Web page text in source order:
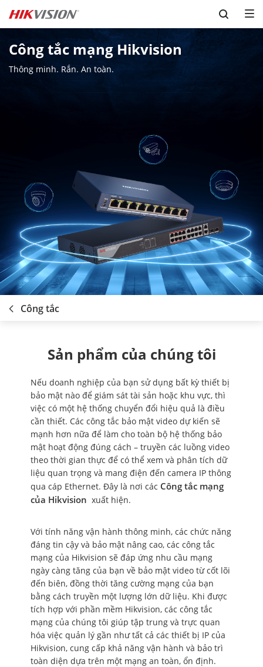
Skip to content
Công tắc mạng Hikvision
Thông minh. Rắn. An toàn.
Công tắc
Sản phẩm của chúng tôi
Nếu doanh nghiệp của bạn sử dụng bất kỳ thiết bị
bảo mật nào để giám sát tài sản hoặc khu vực, thì
việc có một hệ thống chuyển đổi hiệu quả là điều
cần thiết. Các công tắc bảo mật video dự kiến sẽ
mạnh hơn nữa để làm cho toàn bộ hệ thống bảo
mật hoạt động đúng cách – truyền các luồng video
theo thời gian thực để có thể xem và phân tích dữ
liệu quan trọng và mang điện đến camera IP thông
qua cáp Ethernet. Đây là nơi các Công tắc mạng
của Hikvision xuất hiện.
Với tính năng vận hành thông minh, các chức năng
đáng tin cậy và bảo mật nâng cao, các công tắc
mạng của Hikvision sẽ đáp ứng nhu cầu mạng
ngày càng tăng của bạn về bảo mật video từ cốt lõi
đến biên, đồng thời tăng cường mạng của bạn
bằng cách truyền một lượng lớn dữ liệu. Khi được
tích hợp với phần mềm Hikvision, các công tắc
mạng của chúng tôi giúp tập trung và trực quan
hóa việc quản lý gần như tất cả các thiết bị IP của
Hikvision, cung cấp khả năng vận hành và bảo trì
toàn diện dựa trên một mạng an toàn, ổn định.